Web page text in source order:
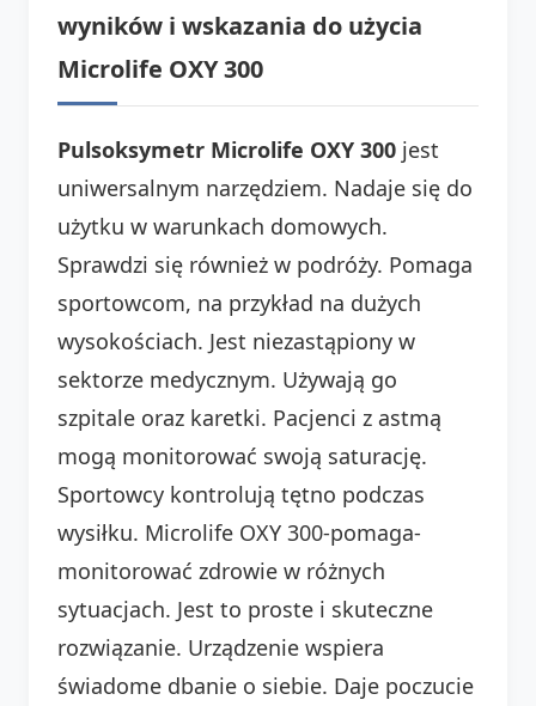
wyników i wskazania do użycia
Microlife OXY 300
Pulsoksymetr Microlife OXY 300 jest
uniwersalnym narzędziem. Nadaje się do
użytku w warunkach domowych.
Sprawdzi się również w podróży. Pomaga
sportowcom, na przykład na dużych
wysokościach. Jest niezastąpiony w
sektorze medycznym. Używają go
szpitale oraz karetki. Pacjenci z astmą
mogą monitorować swoją saturację.
Sportowcy kontrolują tętno podczas
wysiłku. Microlife OXY 300-pomaga-
monitorować zdrowie w różnych
sytuacjach. Jest to proste i skuteczne
rozwiązanie. Urządzenie wspiera
świadome dbanie o siebie. Daje poczucie